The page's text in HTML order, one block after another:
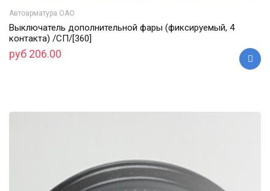
Автоарматура ОАО
Выключатель дополнительной фары (фиксируемый, 4
контакта) /СП/[360]
руб 206.00